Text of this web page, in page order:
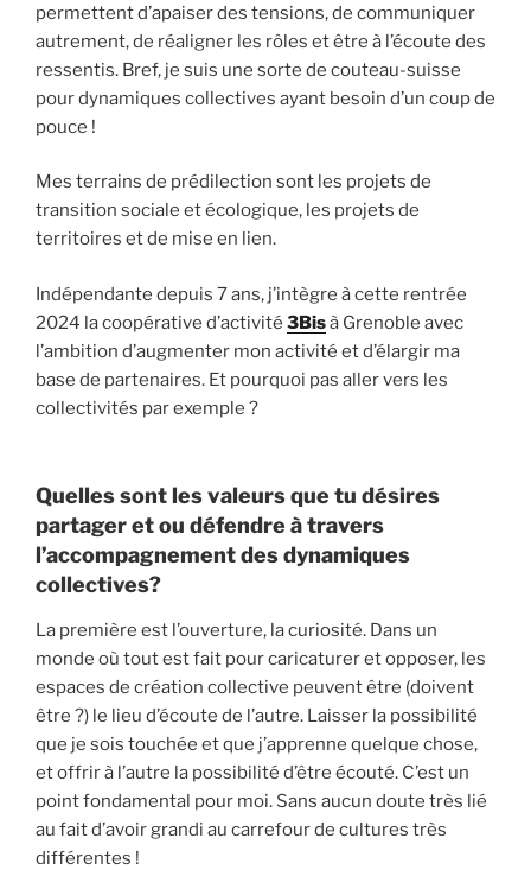
permettent d’apaiser des tensions, de communiquer
autrement, de réaligner les rôles et être à l’écoute des
ressentis. Bref, je suis une sorte de couteau-suisse
pour dynamiques collectives ayant besoin d’un coup de
pouce !
Mes terrains de prédilection sont les projets de
transition sociale et écologique, les projets de
territoires et de mise en lien.
Indépendante depuis 7 ans, j’intègre à cette rentrée
2024 la coopérative d’activité 3Bisà Grenoble avec
l’ambition d’augmenter mon activité et d’élargir ma
base de partenaires. Et pourquoi pas aller vers les
collectivités par exemple ?
Quelles sont les valeurs que tu désires
partager et ou défendre à travers
l’accompagnement des dynamiques
collectives?
La première est l’ouverture, la curiosité. Dans un
monde où tout est fait pour caricaturer et opposer, les
espaces de création collective peuvent être (doivent
être ?) le lieu d’écoute de l’autre. Laisser la possibilité
que je sois touchée et que j’apprenne quelque chose,
et offrir à l’autre la possibilité d’être écouté. C’est un
point fondamental pour moi. Sans aucun doute très lié
au fait d’avoir grandi au carrefour de cultures très
différentes !